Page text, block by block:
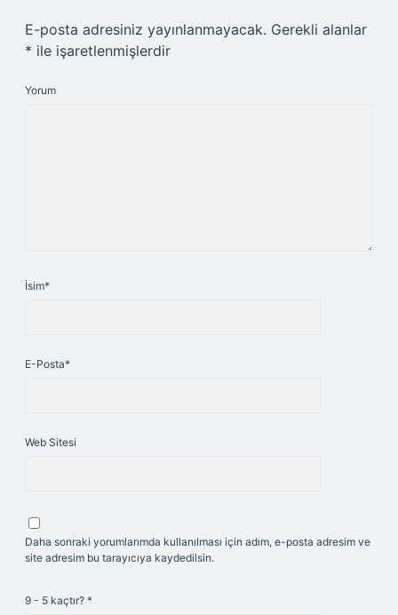
E-posta adresiniz yayınlanmayacak. Gerekli alanlar
* ile işaretlenmişlerdir
Yorum
İsim*
E-Posta*
Web Sitesi
Daha sonraki yorumlarımda kullanılması için adım, e-posta adresim ve
site adresim bu tarayıcıya kaydedilsin.
9 - 5 kaçtır? *